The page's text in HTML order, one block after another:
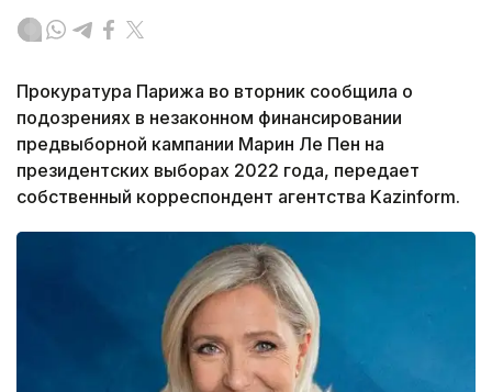
Прокуратура Парижа во вторник сообщила о
подозрениях в незаконном финансировании
предвыборной кампании Марин Ле Пен на
президентских выборах 2022 года, передает
собственный корреспондент агентства Kazinform.